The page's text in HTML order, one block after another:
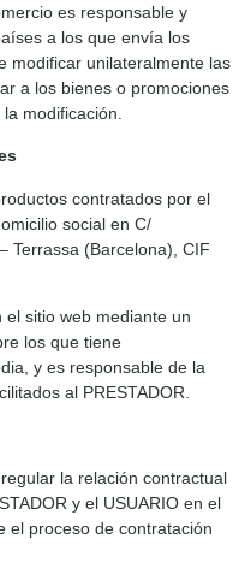
es responsable y
a los que envía los
modificar unilateralmente las
a los bienes o promociones
modificación.
contratados por el
social en C/
Terrassa (Barcelona), CIF
sitio web mediante un
los que tiene
y es responsable de la
al PRESTADOR.
la relación contractual
y el USUARIO en el
el proceso de contratación